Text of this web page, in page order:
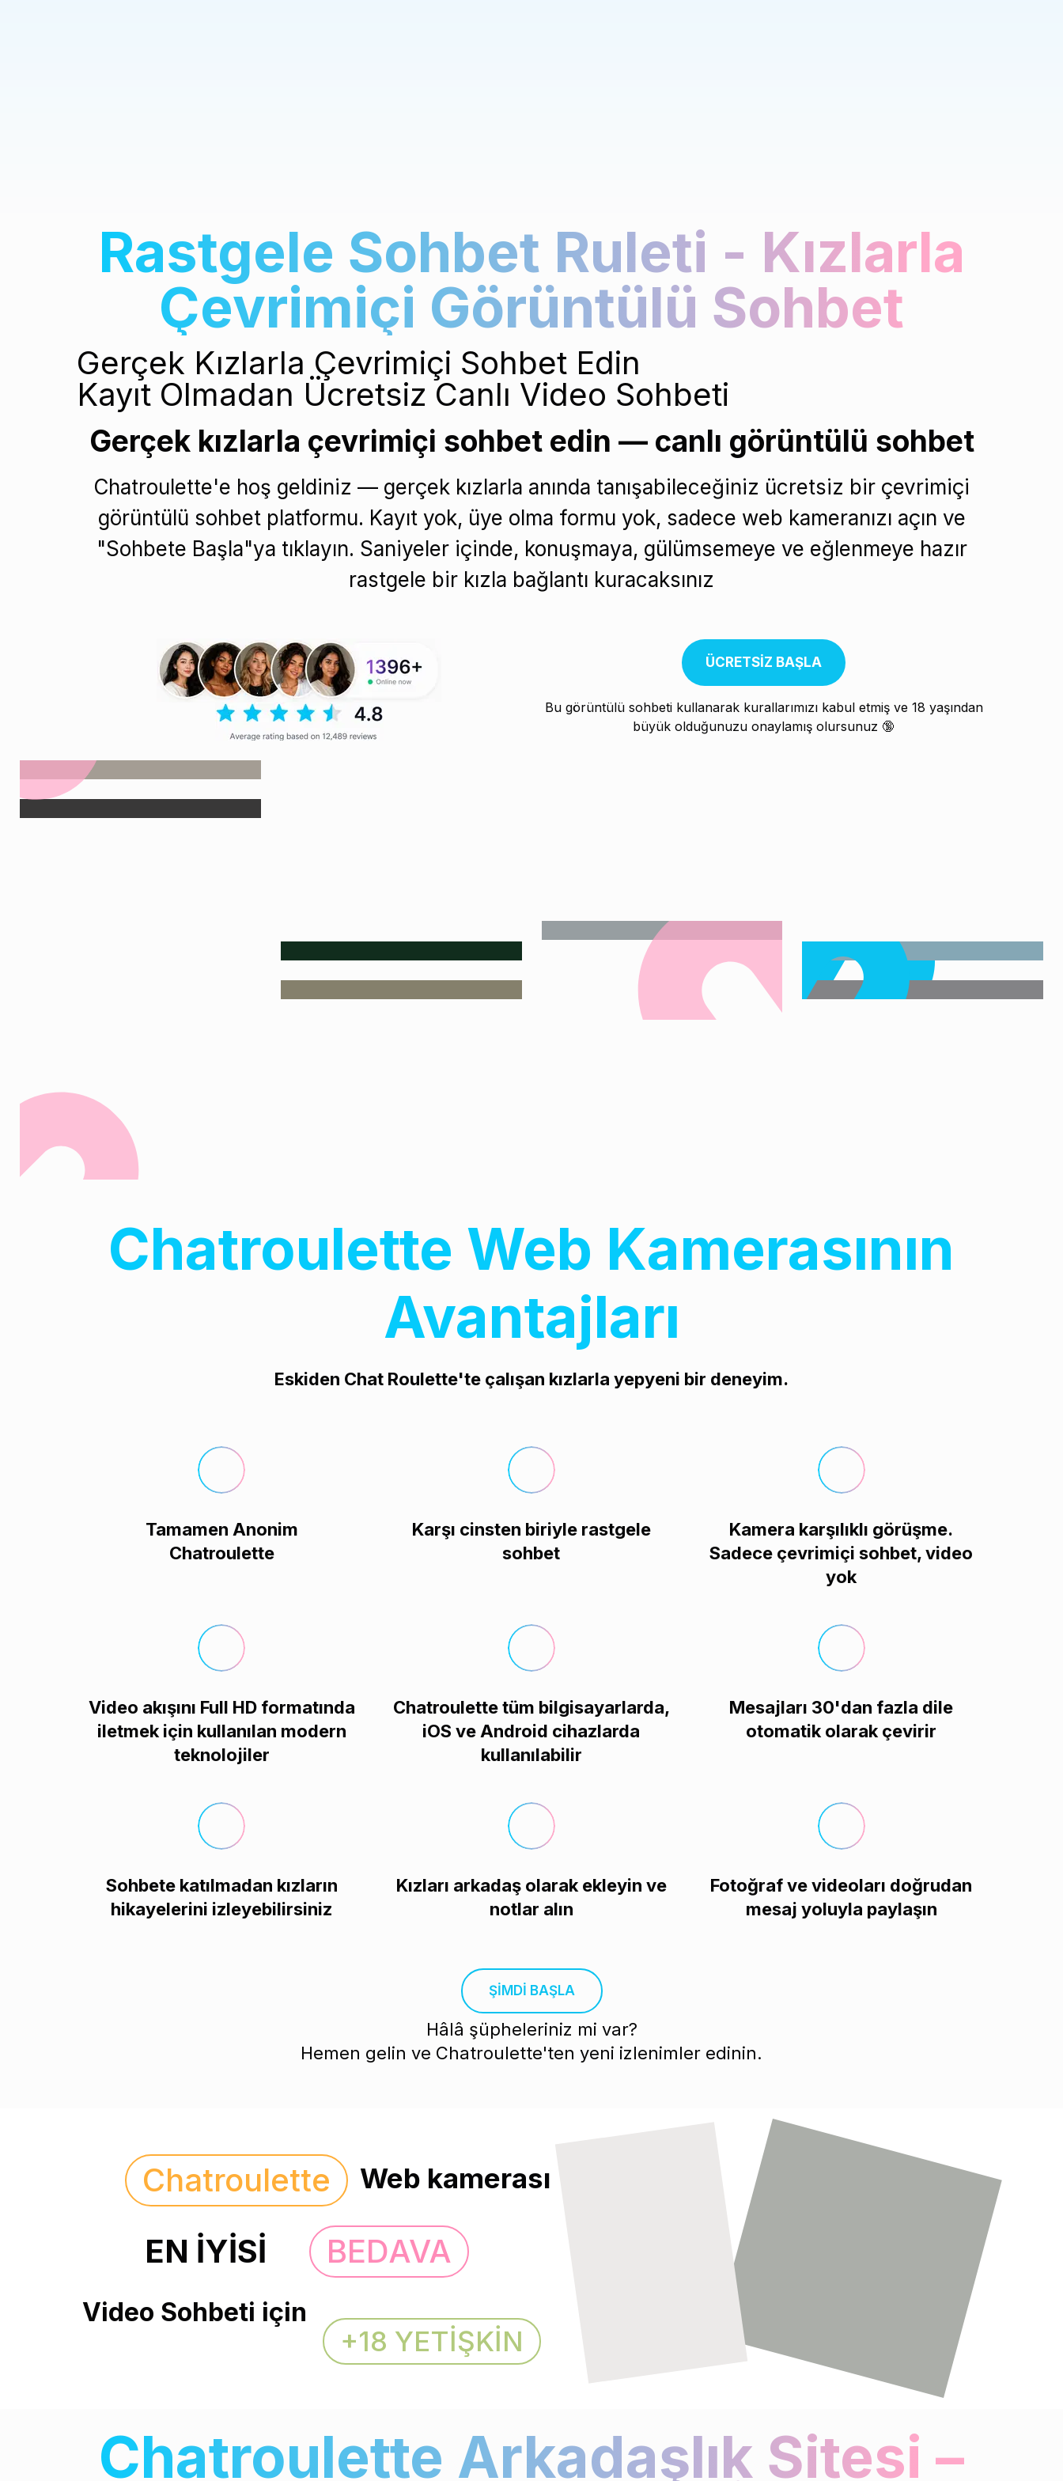
Rastgele Sohbet Ruleti - Kızlarla
Çevrimiçi Görüntülü Sohbet
Gerçek Kızlarla Çevrimiçi Sohbet Edin
Kayıt Olmadan Ücretsiz Canlı Video Sohbeti
Gerçek kızlarla çevrimiçi sohbet edin — canlı görüntülü sohbet
Chatroulette'e hoş geldiniz — gerçek kızlarla anında tanışabileceğiniz ücretsiz bir çevrimiçi
görüntülü sohbet platformu. Kayıt yok, üye olma formu yok, sadece web kameranızı açın ve
"Sohbete Başla"ya tıklayın. Saniyeler içinde, konuşmaya, gülümsemeye ve eğlenmeye hazır
rastgele bir kızla bağlantı kuracaksınız
ÜCRETSİZ BAŞLA
Bu görüntülü sohbeti kullanarak kurallarımızı kabul etmiş ve 18 yaşından
büyük olduğunuzu onaylamış olursunuz 🔞
Chatroulette Web Kamerasının
Avantajları
Eskiden Chat Roulette'te çalışan kızlarla yepyeni bir deneyim.
Tamamen Anonim
Chatroulette
Karşı cinsten biriyle rastgele
sohbet
Kamera karşılıklı görüşme.
Sadece çevrimiçi sohbet, video
yok
Video akışını Full HD formatında
iletmek için kullanılan modern
teknolojiler
Chatroulette tüm bilgisayarlarda,
iOS ve Android cihazlarda
kullanılabilir
Mesajları 30'dan fazla dile
otomatik olarak çevirir
Sohbete katılmadan kızların
hikayelerini izleyebilirsiniz
Kızları arkadaş olarak ekleyin ve
notlar alın
Fotoğraf ve videoları doğrudan
mesaj yoluyla paylaşın
ŞİMDİ BAŞLA
Hâlâ şüpheleriniz mi var?
Hemen gelin ve Chatroulette'ten yeni izlenimler edinin.
+18 YETİŞKİN
BEDAVA
Chatroulette Web kamerası
EN İYİSİ
Video Sohbeti için
Chatroulette Arkadaşlık Sitesi –